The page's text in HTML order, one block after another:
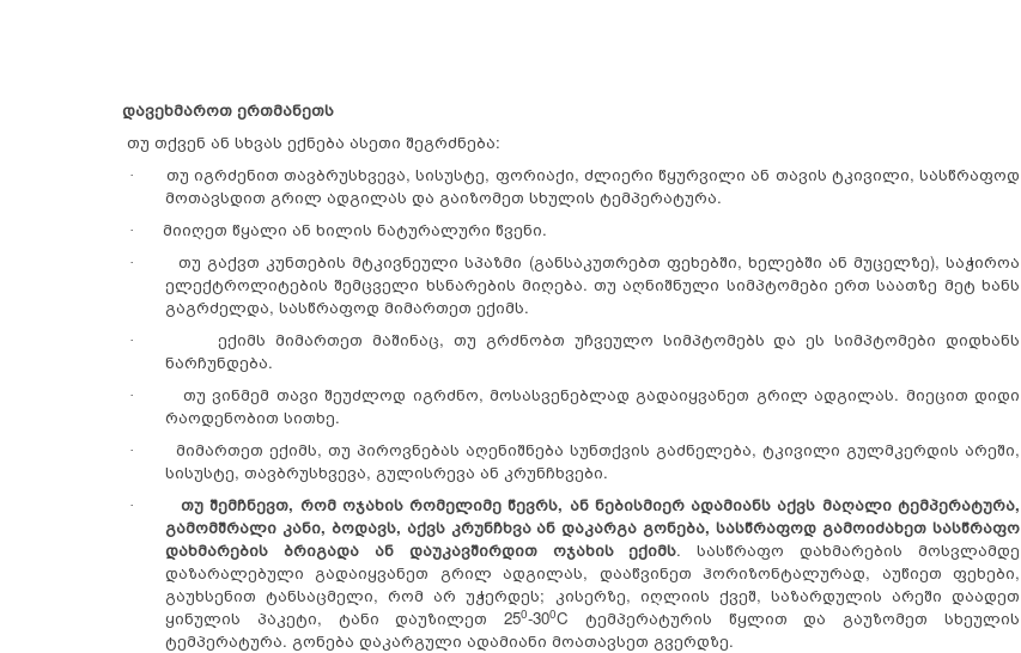
დავეხმაროთ ერთმანეთს
თუ თქვენ ან სხვას ექნება ასეთი შეგრძნება:
·
თუ იგრძენით თავბრუსხვევა, სისუსტე, ფორიაქი, ძლიერი წყურვილი ან თავის ტკივილი, სასწრაფოდ
მოთავსდით გრილ ადგილას და გაიზომეთ სხულის ტემპერატურა.
· მიიღეთ წყალი ან ხილის ნატურალური წვენი.
·
თუ გაქვთ კუნთების მტკივნეული სპაზმი (განსაკუთრებთ ფეხებში, ხელებში ან მუცელზე), საჭიროა
ელექტროლიტების შემცველი ხსნარების მიღება. თუ აღნიშნული სიმპტომები ერთ საათზე მეტ ხანს
გაგრძელდა, სასწრაფოდ მიმართეთ ექიმს.
·
ექიმს მიმართეთ მაშინაც, თუ გრძნობთ უჩვეულო სიმპტომებს და ეს სიმპტომები დიდხანს
ნარჩუნდება.
·
თუ ვინმემ თავი შეუძლოდ იგრძნო, მოსასვენებლად გადაიყვანეთ გრილ ადგილას. მიეცით დიდი
რაოდენობით სითხე.
·
მიმართეთ ექიმს, თუ პიროვნებას აღენიშნება სუნთქვის გაძნელება, ტკივილი გულმკერდის არეში,
სისუსტე, თავბრუსხვევა, გულისრევა ან კრუნჩხვები.
·
თუ შემჩნევთ, რომ ოჯახის რომელიმე წევრს, ან ნებისმიერ ადამიანს აქვს მაღალი ტემპერატურა,
გამომშრალი კანი, ბოდავს, აქვს კრუნჩხვა ან დაკარგა გონება, სასწრაფოდ გამოიძახეთ სასწრაფო
დახმარების ბრიგადა ან დაუკავშირდით ოჯახის ექიმს. სასწრაფო დახმარების მოსვლამდე
დაზარალებული გადაიყვანეთ გრილ ადგილას, დააწვინეთ ჰორიზონტალურად, აუწიეთ ფეხები,
გაუხსენით ტანსაცმელი, რომ არ უჭერდეს; კისერზე, იღლიის ქვეშ, საზარდულის არეში დაადეთ
ყინულის პაკეტი, ტანი დაუზილეთ 250-300C ტემპერატურის წყლით და გაუზომეთ სხეულის
ტემპერატურა. გონება დაკარგული ადამიანი მოათავსეთ გვერდზე.